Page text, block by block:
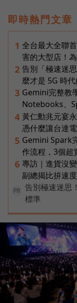
即時熱門文章
1 全台最大全聯
害的大型店！
2 告別「極速迷
麼才是 5G 時
3 Gemini完整教
Notebooks、
4 黃仁勳兆元宴
憑什麼讓台達
5 Gemini Spark
作流程，3個超
6 專訪｜進貨沒
副總揭比拚速
PR
告別極速迷思
標準